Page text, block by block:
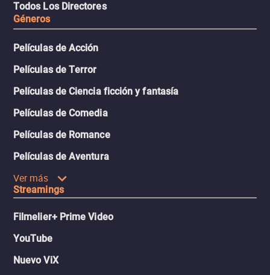
Todos Los Directores
Géneros
Películas de Acción
Películas de Terror
Películas de Ciencia ficción y fantasía
Películas de Comedia
Películas de Romance
Películas de Aventura
Ver más
Streamings
Filmelier+ Prime Video
YouTube
Nuevo ViX